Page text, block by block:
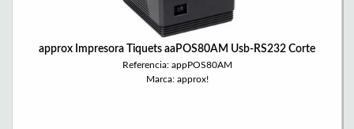
approx Impresora Tiquets aaPOS80AM Usb-RS232 Corte
Referencia: appPOS80AM
Marca: approx!